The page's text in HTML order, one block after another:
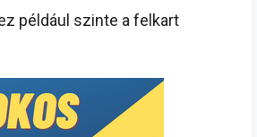
például szinte a felkart